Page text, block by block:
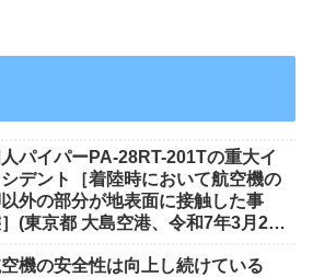
パイパーPA-28RT-201Tの重大イ
シデント［着陸時において航空機の
外の部分が地表面に接触した事
(東京都 大島空港、令和7年3月20
機の安全性は向上し続けている